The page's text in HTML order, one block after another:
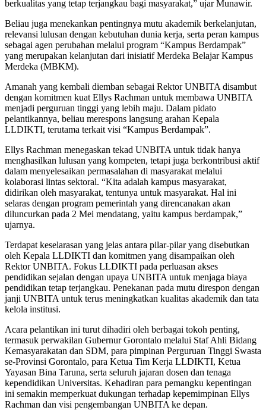
berkualitas yang tetap terjangkau bagi masyarakat,” ujar Munawir.
Beliau juga menekankan pentingnya mutu akademik berkelanjutan,
relevansi lulusan dengan kebutuhan dunia kerja, serta peran kampus
sebagai agen perubahan melalui program “Kampus Berdampak”
yang merupakan kelanjutan dari inisiatif Merdeka Belajar Kampus
Merdeka (MBKM).
Amanah yang kembali diemban sebagai Rektor UNBITA disambut
dengan komitmen kuat Ellys Rachman untuk membawa UNBITA
menjadi perguruan tinggi yang lebih maju. Dalam pidato
pelantikannya, beliau merespons langsung arahan Kepala
LLDIKTI, terutama terkait visi “Kampus Berdampak”.
Ellys Rachman menegaskan tekad UNBITA untuk tidak hanya
menghasilkan lulusan yang kompeten, tetapi juga berkontribusi aktif
dalam menyelesaikan permasalahan di masyarakat melalui
kolaborasi lintas sektoral. “Kita adalah kampus masyarakat,
didirikan oleh masyarakat, tentunya untuk masyarakat. Hal ini
selaras dengan program pemerintah yang direncanakan akan
diluncurkan pada 2 Mei mendatang, yaitu kampus berdampak,”
ujarnya.
Terdapat keselarasan yang jelas antara pilar-pilar yang disebutkan
oleh Kepala LLDIKTI dan komitmen yang disampaikan oleh
Rektor UNBITA. Fokus LLDIKTI pada perluasan akses
pendidikan sejalan dengan upaya UNBITA untuk menjaga biaya
pendidikan tetap terjangkau. Penekanan pada mutu direspon dengan
janji UNBITA untuk terus meningkatkan kualitas akademik dan tata
kelola institusi.
Acara pelantikan ini turut dihadiri oleh berbagai tokoh penting,
termasuk perwakilan Gubernur Gorontalo melalui Staf Ahli Bidang
Kemasyarakatan dan SDM, para pimpinan Perguruan Tinggi Swasta
se-Provinsi Gorontalo, para Ketua Tim Kerja LLDIKTI, Ketua
Yayasan Bina Taruna, serta seluruh jajaran dosen dan tenaga
kependidikan Universitas. Kehadiran para pemangku kepentingan
ini semakin memperkuat dukungan terhadap kepemimpinan Ellys
Rachman dan visi pengembangan UNBITA ke depan.